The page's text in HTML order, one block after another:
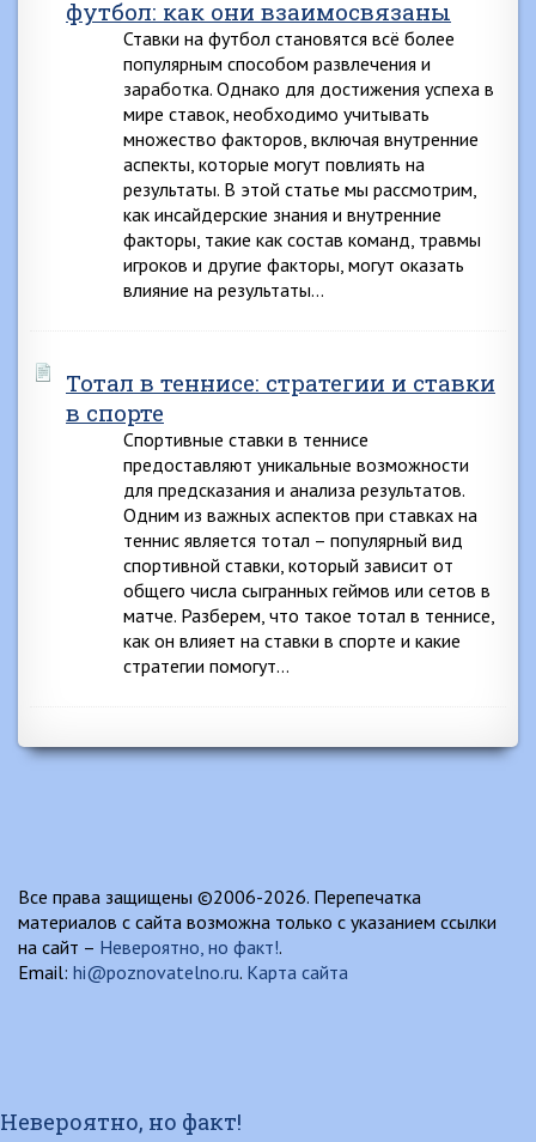
футбол: как они взаимосвязаны
Ставки на футбол становятся всё более
популярным способом развлечения и
заработка. Однако для достижения успеха в
мире ставок, необходимо учитывать
множество факторов, включая внутренние
аспекты, которые могут повлиять на
результаты. В этой статье мы рассмотрим,
как инсайдерские знания и внутренние
факторы, такие как состав команд, травмы
игроков и другие факторы, могут оказать
влияние на результаты…
Тотал в теннисе: стратегии и ставки
в спорте
Спортивные ставки в теннисе
предоставляют уникальные возможности
для предсказания и анализа результатов.
Одним из важных аспектов при ставках на
теннис является тотал – популярный вид
спортивной ставки, который зависит от
общего числа сыгранных геймов или сетов в
матче. Разберем, что такое тотал в теннисе,
как он влияет на ставки в спорте и какие
стратегии помогут…
Все права защищены ©2006-2026. Перепечатка
материалов с сайта возможна только с указанием ссылки
на сайт – Невероятно, но факт!.
Email: hi@poznovatelno.ru. Карта сайта
Невероятно, но факт!